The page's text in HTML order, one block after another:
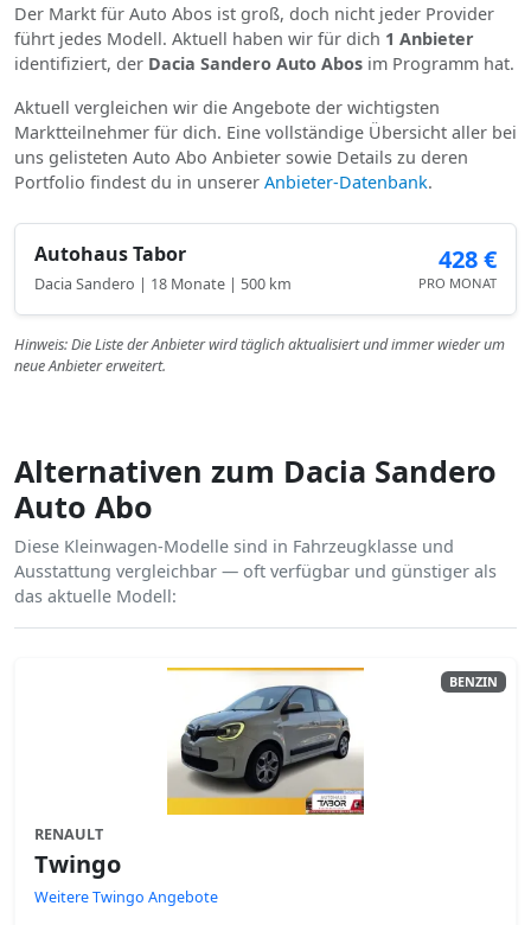
Der Markt für Auto Abos ist groß, doch nicht jeder Provider
führt jedes Modell. Aktuell haben wir für dich 1 Anbieter
identifiziert, der Dacia Sandero Auto Abos im Programm hat.
Aktuell vergleichen wir die Angebote der wichtigsten
Marktteilnehmer für dich. Eine vollständige Übersicht aller bei
uns gelisteten Auto Abo Anbieter sowie Details zu deren
Portfolio findest du in unserer Anbieter-Datenbank.
Autohaus Tabor
Dacia Sandero | 18 Monate | 500 km
428 €
PRO MONAT
Hinweis: Die Liste der Anbieter wird täglich aktualisiert und immer wieder um
neue Anbieter erweitert.
Alternativen zum Dacia Sandero
Auto Abo
Diese Kleinwagen-Modelle sind in Fahrzeugklasse und
Ausstattung vergleichbar — oft verfügbar und günstiger als
das aktuelle Modell:
BENZIN
RENAULT
Twingo
Weitere Twingo Angebote